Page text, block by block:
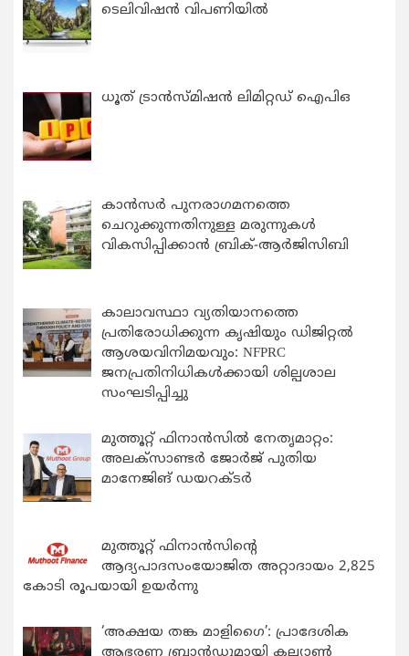
ടെലിവിഷൻ വിപണിയിൽ
ധൂത് ട്രാൻസ്മിഷൻ ലിമിറ്റഡ് ഐപിഒ
കാന്‍സര്‍ പുനരാഗമനത്തെ
ചെറുക്കുന്നതിനുള്ള മരുന്നുകള്‍
വികസിപ്പിക്കാന്‍ ബ്രിക്-ആര്‍ജിസിബി
കാലാവസ്ഥാ വ്യതിയാനത്തെ
പ്രതിരോധിക്കുന്ന കൃഷിയും ഡിജിറ്റൽ
ആശയവിനിമയവും: NFPRC
ജനപ്രതിനിധികൾക്കായി ശില്പശാല
സംഘടിപ്പിച്ചു
മുത്തൂറ്റ് ഫിനാൻസിൽ നേതൃമാറ്റം:
അലക്സാണ്ടർ ജോർജ് പുതിയ
മാനേജിങ് ഡയറക്ടർ
മുത്തൂറ്റ് ഫിനാൻസിന്റെ
ആദ്യപാദസംയോജിത അറ്റാദായം 2,825
കോടി രൂപയായി ഉയർന്നു
‘അക്ഷയ തങ്ക മാളിഗൈ’: പ്രാദേശിക
ആഭരണ ബ്രാന്‍ഡുമായി കല്യാണ്‍